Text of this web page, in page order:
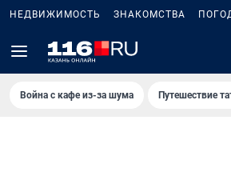
НЕДВИЖИМОСТЬ ЗНАКОМСТВА
Война с кафе из-за шума Путешествие